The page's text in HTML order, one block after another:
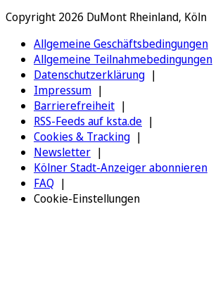
Copyright 2026 DuMont Rheinland, Köln
Allgemeine Geschäftsbedingungen
Allgemeine Teilnahmebedingungen
Datenschutzerklärung
Impressum
Barrierefreiheit
RSS-Feeds auf ksta.de
Cookies & Tracking
Newsletter
Kölner Stadt-Anzeiger abonnieren
FAQ
Cookie-Einstellungen